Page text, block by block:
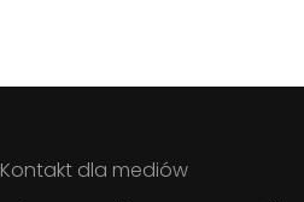
Kontakt dla mediów